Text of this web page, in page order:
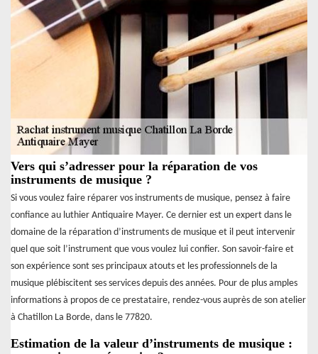
Vers qui s’adresser pour la réparation de vos
instruments de musique ?
Si vous voulez faire réparer vos instruments de musique, pensez à faire
confiance au luthier Antiquaire Mayer. Ce dernier est un expert dans le
domaine de la réparation d’instruments de musique et il peut intervenir
quel que soit l’instrument que vous voulez lui confier. Son savoir-faire et
son expérience sont ses principaux atouts et les professionnels de la
musique plébiscitent ses services depuis des années. Pour de plus amples
informations à propos de ce prestataire, rendez-vous auprès de son atelier
à Chatillon La Borde, dans le 77820.
Estimation de la valeur d’instruments de musique :